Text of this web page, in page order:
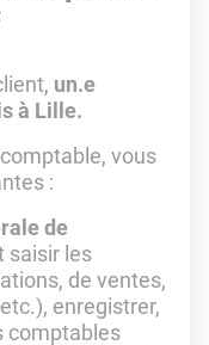
un.e
à Lille.
vous
:
de
saisir les
de ventes,
enregistrer,
comptables